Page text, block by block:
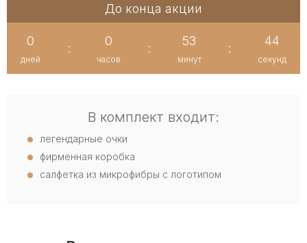
До конца акции
0
дней
:
0
часов
:
53
минут
:
44
секунд
В комплект входит:
легендарные очки
фирменная коробка
салфетка из микрофибры с логотипом